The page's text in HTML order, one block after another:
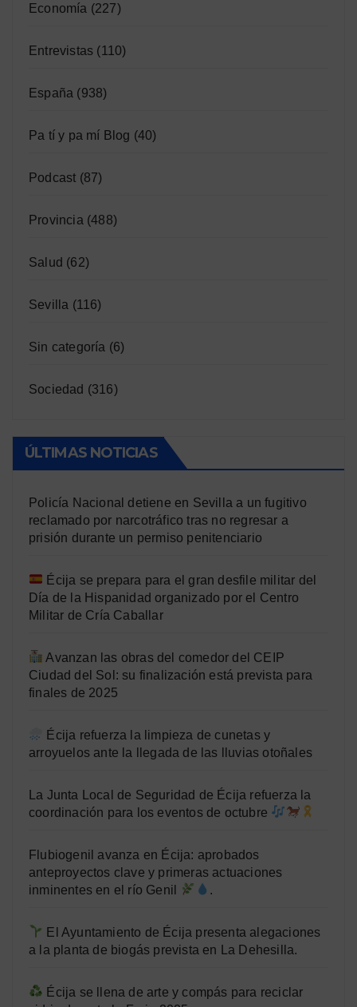
Economía (227)
Entrevistas (110)
España (938)
Pa tí y pa mí Blog (40)
Podcast (87)
Provincia (488)
Salud (62)
Sevilla (116)
Sin categoría (6)
Sociedad (316)
ÚLTIMAS NOTICIAS
Policía Nacional detiene en Sevilla a un fugitivo
reclamado por narcotráfico tras no regresar a
prisión durante un permiso penitenciario
Écija se prepara para el gran desfile militar del
Día de la Hispanidad organizado por el Centro
Militar de Cría Caballar
Avanzan las obras del comedor del CEIP
Ciudad del Sol: su finalización está prevista para
finales de 2025
Écija refuerza la limpieza de cunetas y
arroyuelos ante la llegada de las lluvias otoñales
La Junta Local de Seguridad de Écija refuerza la
coordinación para los eventos de octubre
Flubiogenil avanza en Écija: aprobados
anteproyectos clave y primeras actuaciones
inminentes en el río Genil
.
El Ayuntamiento de Écija presenta alegaciones
a la planta de biogás prevista en La Dehesilla.
Écija se llena de arte y compás para reciclar